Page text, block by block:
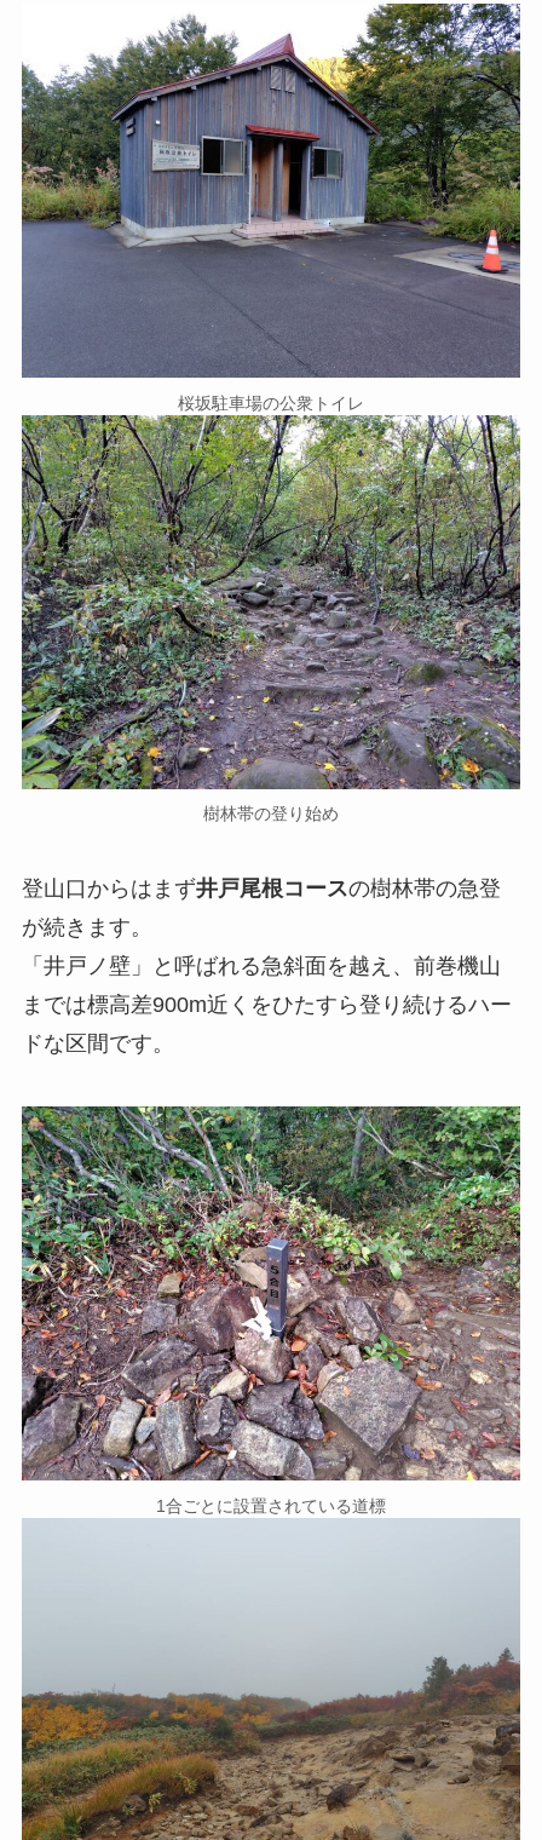
桜坂駐車場の公衆トイレ
樹林帯の登り始め
登山口からはまず井戸尾根コースの樹林帯の急登
が続きます。
「井戸ノ壁」と呼ばれる急斜面を越え、前巻機山
までは標高差900m近くをひたすら登り続けるハー
ドな区間です。
1合ごとに設置されている道標